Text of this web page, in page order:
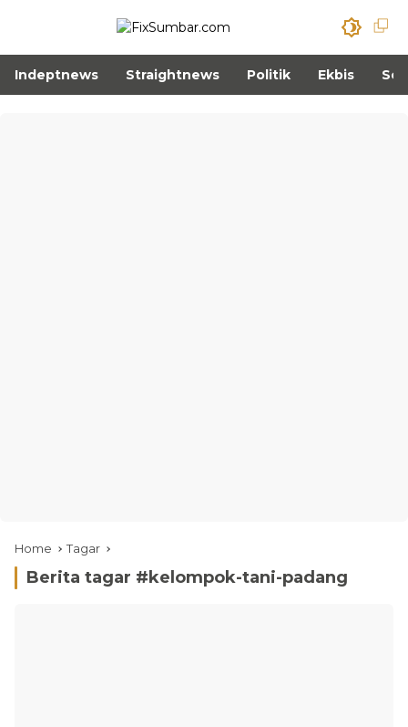
Indeptnews Straightnews Politik Ekbis
Home Tagar
Berita tagar #kelompok-tani-padang